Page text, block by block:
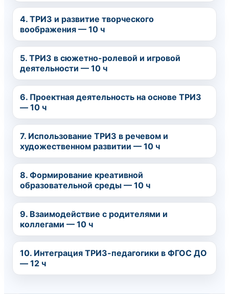
4. ТРИЗ и развитие творческого
воображения — 10 ч
5. ТРИЗ в сюжетно-ролевой и игровой
деятельности — 10 ч
6. Проектная деятельность на основе ТРИЗ
— 10 ч
7. Использование ТРИЗ в речевом и
художественном развитии — 10 ч
8. Формирование креативной
образовательной среды — 10 ч
9. Взаимодействие с родителями и
коллегами — 10 ч
10. Интеграция ТРИЗ-педагогики в ФГОС ДО
— 12 ч